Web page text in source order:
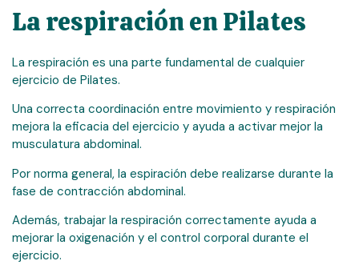
La respiración en Pilates
La respiración es una parte fundamental de cualquier
ejercicio de Pilates.
Una correcta coordinación entre movimiento y respiración
mejora la eficacia del ejercicio y ayuda a activar mejor la
musculatura abdominal.
Por norma general, la espiración debe realizarse durante la
fase de contracción abdominal.
Además, trabajar la respiración correctamente ayuda a
mejorar la oxigenación y el control corporal durante el
ejercicio.